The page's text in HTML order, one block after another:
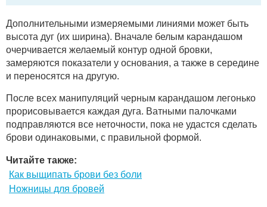
Дополнительными измеряемыми линиями может быть
высота дуг (их ширина). Вначале белым карандашом
очерчивается желаемый контур одной бровки,
замеряются показатели у основания, а также в середине
и переносятся на другую.
После всех манипуляций черным карандашом легонько
прорисовывается каждая дуга. Ватными палочками
подправляются все неточности, пока не удастся сделать
брови одинаковыми, с правильной формой.
Читайте также:
Как выщипать брови без боли
Ножницы для бровей